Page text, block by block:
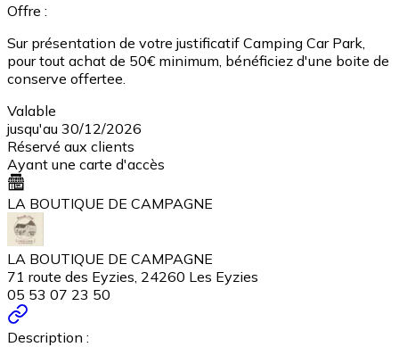
Offre :
Sur présentation de votre justificatif Camping Car Park,
pour tout achat de 50€ minimum, bénéficiez d'une boite de
conserve offertee.
Valable
jusqu'au 30/12/2026
Réservé aux clients
Ayant une carte d'accès
LA BOUTIQUE DE CAMPAGNE
LA BOUTIQUE DE CAMPAGNE
71 route des Eyzies, 24260 Les Eyzies
05 53 07 23 50
Description :